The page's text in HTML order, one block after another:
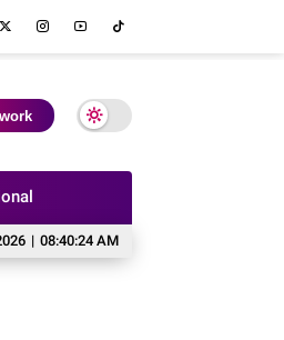
| 08:40:25 AM
Dipertimbangkan Sebelum Memesan